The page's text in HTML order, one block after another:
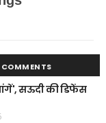
COMMENTS
सऊदी की डिफेंस